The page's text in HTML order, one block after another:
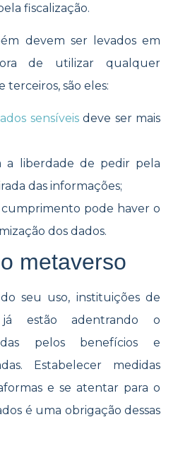
fiscalização.
devem ser levados em
de utilizar qualquer
terceiros, são eles:
sensíveisdeve ser mais
a liberdade de pedir pela
das informações;
pode haver o
dos dados.
metaverso
seu uso, instituições de
estão adentrando o
pelos benefícios e
Estabelecer medidas
e se atentar para o
é uma obrigação dessas